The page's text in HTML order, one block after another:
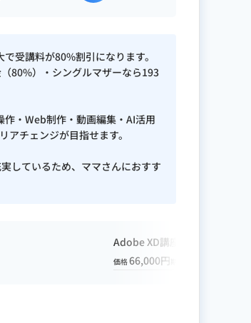
受講料が80%割引になります。
80%）・シングルマザーなら193
・Web制作・動画編集・AI活用
チェンジが目指せます。
しているため、ママさんにおすす
Adobe XD講座
価格66,000円